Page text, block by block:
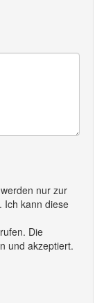
nur zur
Ich kann diese
Die
und akzeptiert.